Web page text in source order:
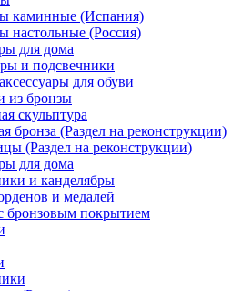
каминные (Испания)
настольные (Россия)
для дома
и подсвечники
для обуви
из бронзы
скульптура
бронза (Раздел на реконструкции)
(Раздел на реконструкции)
для дома
и канделябры
и медалей
бронзовым покрытием